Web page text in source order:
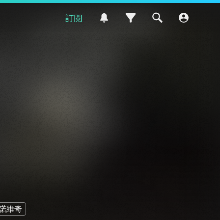
訂閱
維奇